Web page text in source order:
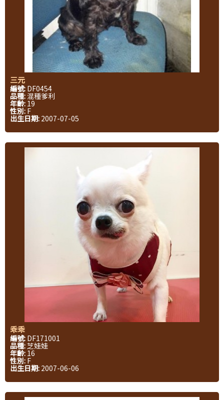
三元
編號: DF0454
品種: 混種爹利
年齡: 19
性別: F
出生日期: 2007-07-05
乖乖
編號: DF171001
品種:芝娃娃
年齡: 16
性別: F
出生日期: 2007-06-06